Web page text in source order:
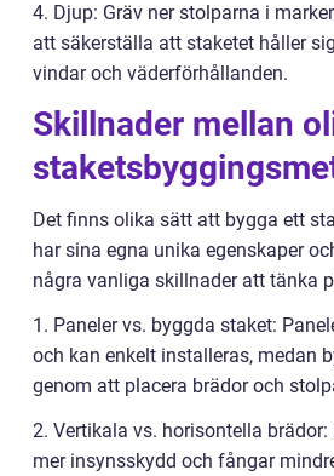
4. Djup: Gräv ner stolparna i
att säkerställa att staketet håller
vindar och väderförhållanden.
Skillnader mellan
Det finns olika sätt att bygga ett
har sina egna unika egenskaper
några vanliga skillnader att tänka
1. Paneler vs. byggda staket:
och kan enkelt installeras, medan
genom att placera brädor och
2. Vertikala vs. horisontella brädor:
mer insynsskydd och fångar